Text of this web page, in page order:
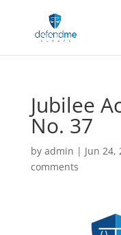
Jubilee
No. 37
by admin | Jun 24,
comments